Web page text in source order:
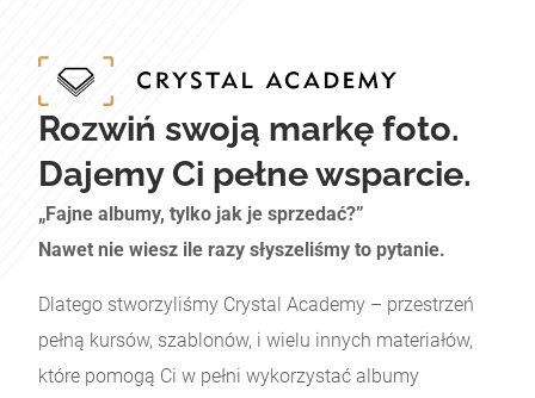
Rozwiń swoją markę foto.
Dajemy Ci pełne wsparcie.
„Fajne albumy, tylko jak je sprzedać?”
Nawet nie wiesz ile razy słyszeliśmy to pytanie.
Dlatego stworzyliśmy Crystal Academy – przestrzeń
pełną kursów, szablonów, i wielu innych materiałów,
które pomogą Ci w pełni wykorzystać albumy